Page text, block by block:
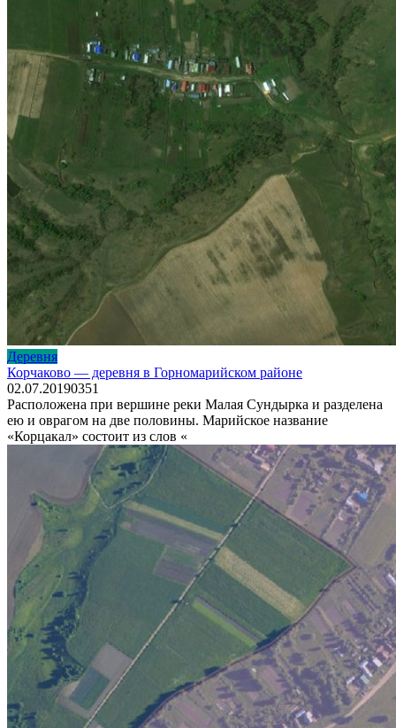
Деревня
Корчаково — деревня в Горномарийском районе
02.07.20190351
Расположена при вершине реки Малая Сундырка и разделена
ею и оврагом на две половины. Марийское название
«Корцакал» состоит из слов «